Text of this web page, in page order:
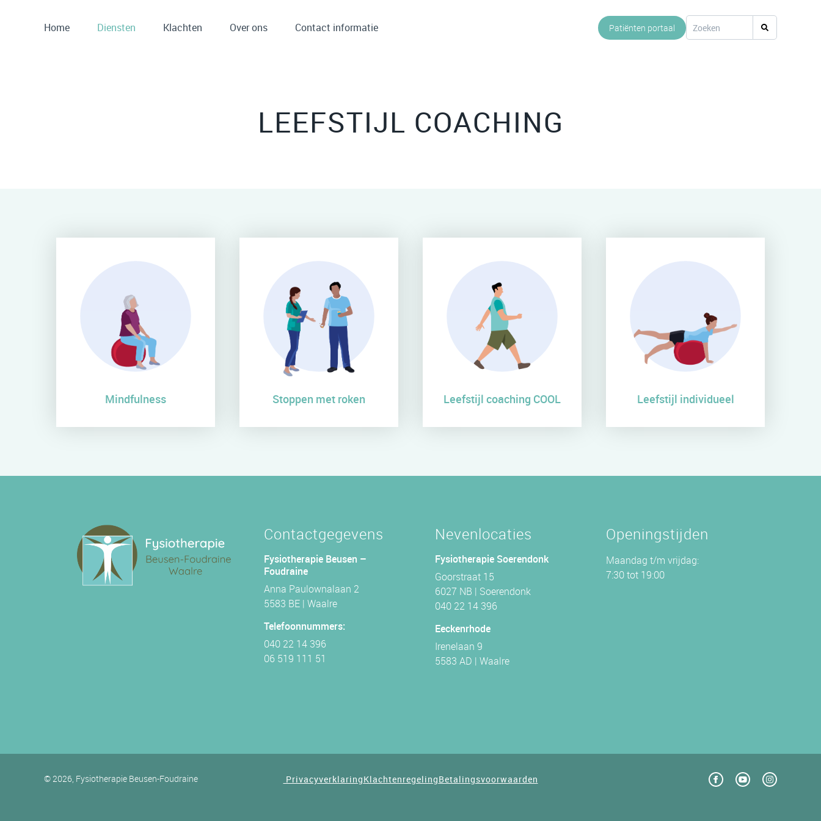
Home Diensten Klachten Over ons Contact informatie Patiënten portaal
LEEFSTIJL COACHING
Mindfulness Stoppen met roken Leefstijl coaching COOL Leefstijl individueel
Contactgegevens
Fysiotherapie Beusen –
Foudraine
Anna Paulownalaan 2
5583 BE | Waalre
Telefoonnummers:
040 22 14 396
06 519 111 51
Nevenlocaties
Fysiotherapie Soerendonk
Goorstraat 15
6027 NB | Soerendonk
040 22 14 396
Eeckenrhode
Irenelaan 9
5583 AD | Waalre
Openingstijden
Maandag t/m vrijdag:
7:30 tot 19:00
© 2026, Fysiotherapie Beusen-Foudraine PrivacyverklaringKlachtenregelingBetalingsvoorwaarden